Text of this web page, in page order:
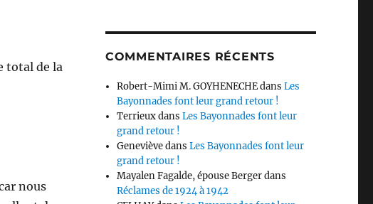
total de la
nous
COMMENTAIRES RÉCENTS
Robert-Mimi M. GOYHENECHEdansLes
Bayonnades font leur grand retour !
TerrieuxdansLes Bayonnades font leur
grand retour !
GenevièvedansLes Bayonnades font leur
grand retour !
Mayalen Fagalde, épouse Bergerdans
Réclames de 1924 à 1942